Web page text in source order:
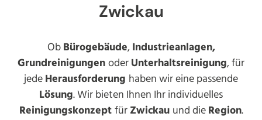
Zwickau
ObBürogebäude,Industrieanlagen,
GrundreinigungenoderUnterhaltsreinigung, für
jedeHerausforderung haben wir eine passende
Lösung. Wir bieten Ihnen Ihr individuelles
ReinigungskonzeptfürZwickau und dieRegion.